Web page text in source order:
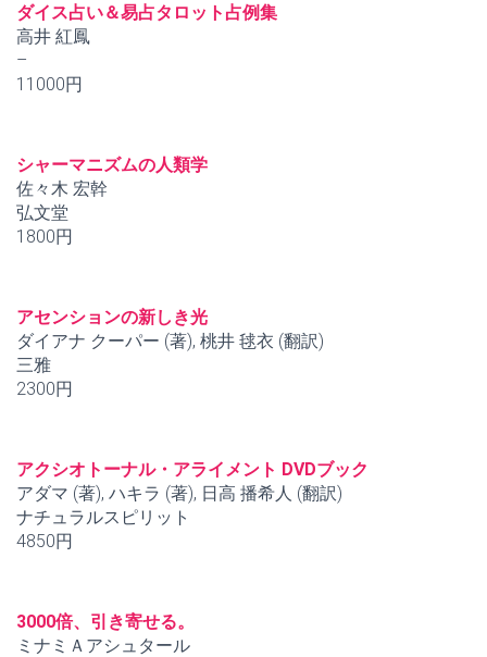
ダイス占い＆易占タロット占例集
高井 紅鳳
–
11000円
シャーマニズムの人類学
佐々木 宏幹
弘文堂
1800円
アセンションの新しき光
ダイアナ クーパー (著), 桃井 毬衣 (翻訳)
三雅
2300円
アクシオトーナル・アライメント DVDブック
アダマ (著), ハキラ (著), 日高 播希人 (翻訳)
ナチュラルスピリット
4850円
3000倍、引き寄せる。
ミナミＡアシュタール